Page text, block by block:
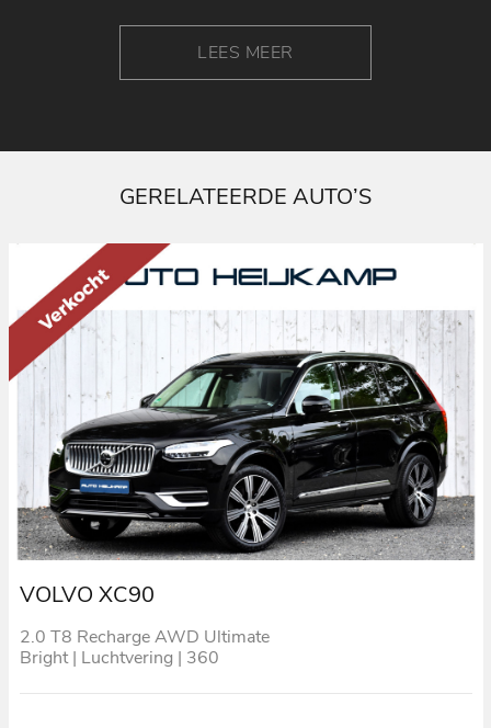
LEES MEER
GERELATEERDE AUTO’S
VOLVO XC90
2.0 T8 Recharge AWD Ultimate
Bright | Luchtvering | 360